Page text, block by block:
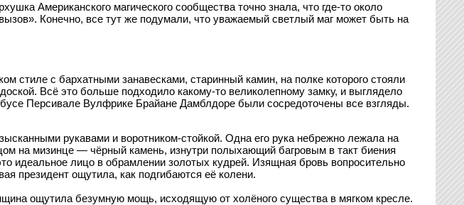
Американского магического сообщества точно знала, что где-то около
Конечно, все тут же подумали, что уважаемый светлый маг может быть на
стиле с бархатными занавесками, старинный камин, на полке которого стояли
Всё это больше подходило какому-то великолепному замку, и выглядело
Персивале Вулфрике Брайане Дамблдоре были сосредоточены все взгляды.
рукавами и воротником-стойкой. Одна его рука небрежно лежала на
на мизинце — чёрный камень, изнутри полыхающий багровым в такт биения
идеальное лицо в обрамлении золотых кудрей. Изящная бровь вопросительно
президент ощутила, как подгибаются её колени.
ощутила безумную мощь, исходящую от холёного существа в мягком кресле.